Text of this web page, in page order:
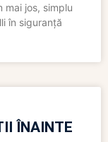
jos, simplu
în siguranță
ÎNAINTE